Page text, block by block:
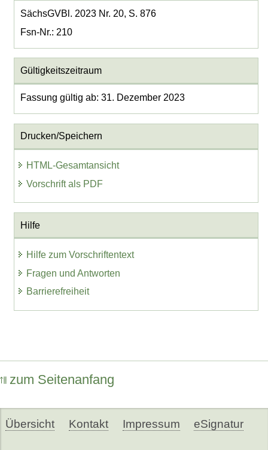
SächsGVBl. 2023 Nr. 20, S. 876
Fsn-Nr.: 210
Gültigkeitszeitraum
Fassung gültig ab: 31. Dezember 2023
Drucken/Speichern
HTML-Gesamtansicht
Vorschrift als PDF
Hilfe
Hilfe zum Vorschriftentext
Fragen und Antworten
Barrierefreiheit
zum Seitenanfang
Übersicht Kontakt Impressum eSignatur